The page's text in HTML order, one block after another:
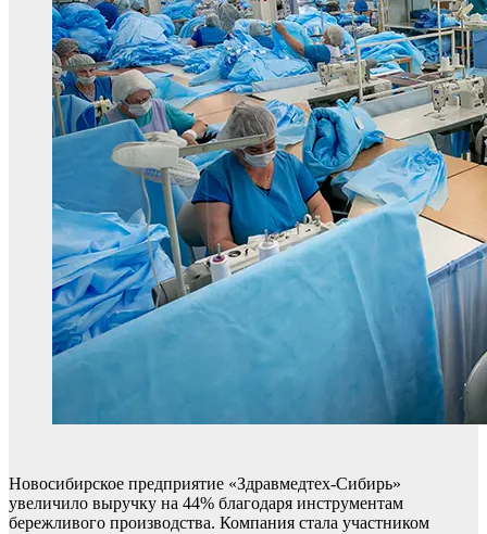
Новосибирское предприятие «Здравмедтех-Сибирь»
увеличило выручку на 44% благодаря инструментам
бережливого производства. Компания стала участником